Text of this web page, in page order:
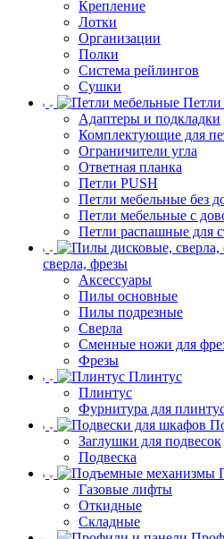
Крепление
Лотки
Организации
Полки
Система рейлингов
Сушки
Петли
Адаптеры и подкладки
Комплектующие для
Ограничители угла
Ответная планка
Петли PUSH
Петли мебельные без
Петли мебельные с
Петли распашные для
сверла, фрезы
Аксессуары
Пилы основные
Пилы подрезные
Сверла
Сменные ножи для
Фрезы
Плинтус
Плинтус
Фурнитура для
Заглушки для подвесок
Подвеска
Газовые лифты
Откидные
Складные